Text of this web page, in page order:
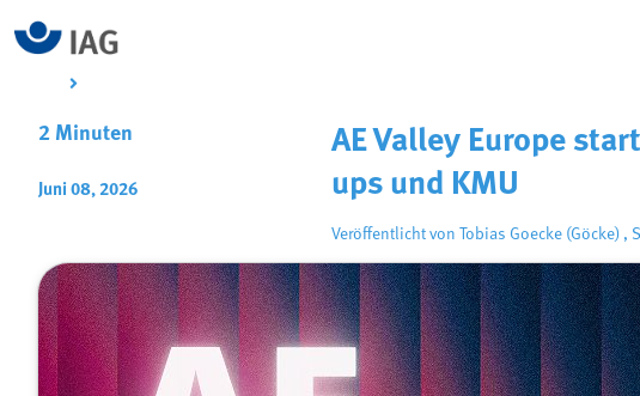
2 Minuten
Juni 08, 2026
AE Valley Europe
ups und KMU
Veröffentlicht von Tobias Goecke (Göcke) ,